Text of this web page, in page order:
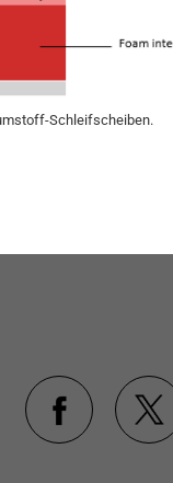
Schleifscheiben.